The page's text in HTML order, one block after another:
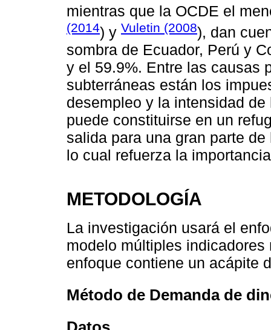
mientras que la OCDE el
(2014) y Vuletin (2008), dan
sombra de Ecuador, Perú y
y el 59.9%. Entre las causas
subterráneas están los
desempleo y la intensidad
puede constituirse en un
salida para una gran parte
lo cual refuerza la
METODOLOGÍA
La investigación usará el
modelo múltiples
enfoque contiene un acápite
Método de Demanda de